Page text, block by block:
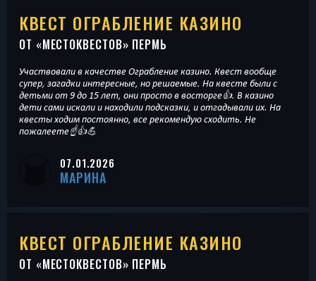
КВЕСТ ОГРАБЛЕНИЕ КАЗИНО
ОТ «МЕСТОКВЕСТОВ» ПЕРМЬ
Участвовали в качестве Ограбление казино. Квест вообще
супер, загадки интересные, но решаемые. На квесте были с
детьми от 9 до 15 лет, они просто в восторге👍. В казино
дети сами искали и находили подсказки, и отгадывали их. На
квесты ходим постоянно, все рекомендую сходить. Не
пожалеете☝️👍💪
07.01.2026
МАРИНА
КВЕСТ ОГРАБЛЕНИЕ КАЗИНО
ОТ «МЕСТОКВЕСТОВ» ПЕРМЬ